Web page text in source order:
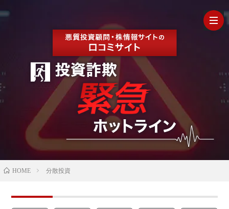
【
HOME 分散投資